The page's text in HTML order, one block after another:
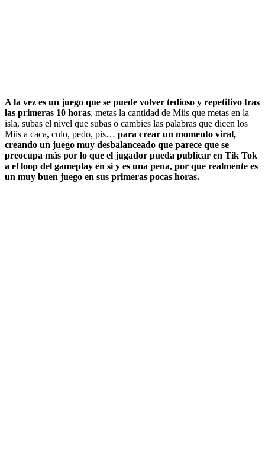
A la vez es un juego que se puede volver tedioso y repetitivo tras
las primeras 10 horas, metas la cantidad de Miis que metas en la
isla, subas el nivel que subas o cambies las palabras que dicen los
Miis a caca, culo, pedo, pis… para crear un momento viral,
creando un juego muy desbalanceado que parece que se
preocupa más por lo que el jugador pueda publicar en Tik Tok
a el loop del gameplay en si y es una pena, por que realmente es
un muy buen juego en sus primeras pocas horas.